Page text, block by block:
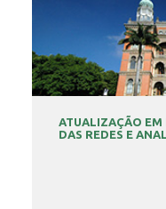
ATUALIZAÇÃO EM
DAS REDES E